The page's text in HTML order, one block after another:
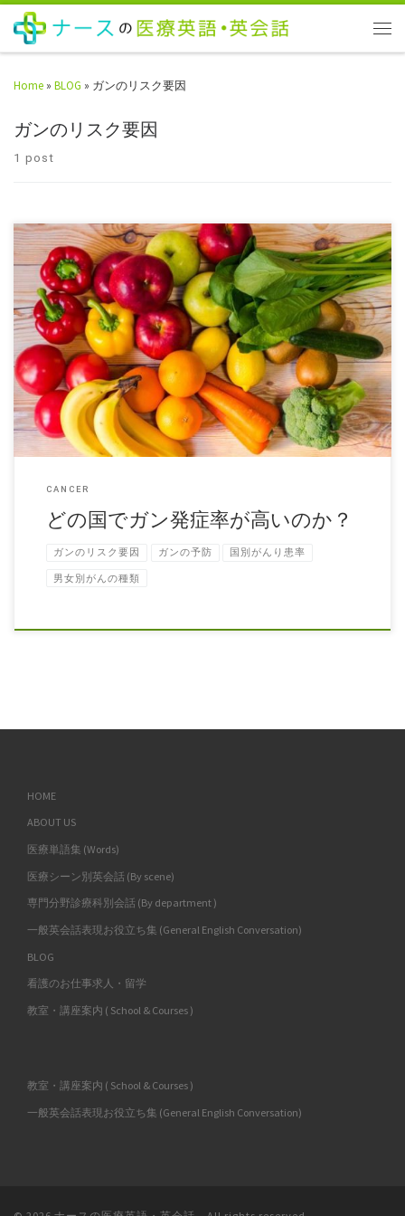
Home » BLOG » ガンのリスク要因
ガンのリスク要因
1 post
日本で多いガン、男女別（2018年り患予想数ー国立がん研究センタ
ー） ちょっと調べものをしていて、アメリカは肺がんでの死亡が多い
というような記述が […]
CANCER
どの国でガン発症率が高いのか？
ガンのリスク要因 ガンの予防 国別がんり患率
男女別がんの種類
HOME
ABOUT US
医療単語集 (Words)
医療シーン別英会話 (By scene)
専門分野診療科別会話 (By department )
一般英会話表現お役立ち集 (General English Conversation)
BLOG
看護のお仕事求人・留学
教室・講座案内 ( School & Courses )
教室・講座案内 ( School & Courses )
一般英会話表現お役立ち集 (General English Conversation)